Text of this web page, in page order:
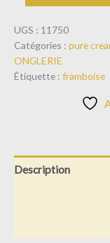
UGS : 11750
Catégories : pure
ONGLERIE
Étiquette : framboise
Description